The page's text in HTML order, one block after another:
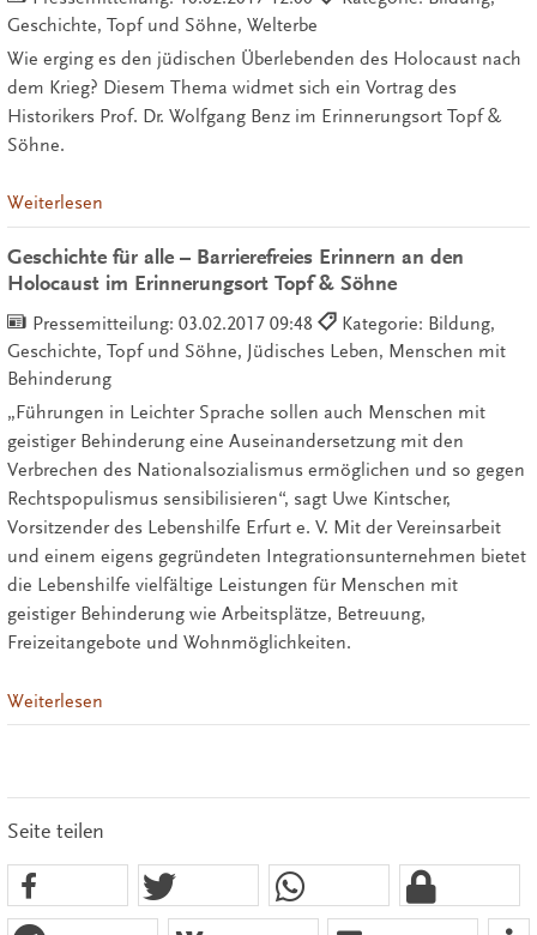
Geschichte, Topf und Söhne, Welterbe
Wie erging es den jüdischen Überlebenden des Holocaust nach
dem Krieg? Diesem Thema widmet sich ein Vortrag des
Historikers Prof. Dr. Wolfgang Benz im Erinnerungsort Topf &
Söhne.
Weiterlesen
Geschichte für alle – Barrierefreies Erinnern an den
Holocaust im Erinnerungsort Topf & Söhne
Pressemitteilung: 03.02.2017 09:48
Kategorie: Bildung,
Geschichte, Topf und Söhne, Jüdisches Leben, Menschen mit
Behinderung
„Führungen in Leichter Sprache sollen auch Menschen mit
geistiger Behinderung eine Auseinandersetzung mit den
Verbrechen des Nationalsozialismus ermöglichen und so gegen
Rechtspopulismus sensibilisieren“, sagt Uwe Kintscher,
Vorsitzender des Lebenshilfe Erfurt e. V. Mit der Vereinsarbeit
und einem eigens gegründeten Integrationsunternehmen bietet
die Lebenshilfe vielfältige Leistungen für Menschen mit
geistiger Behinderung wie Arbeitsplätze, Betreuung,
Freizeitangebote und Wohnmöglichkeiten.
Weiterlesen
Seite teilen